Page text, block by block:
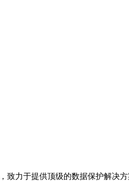
致力于提供顶级的数据保护解决方